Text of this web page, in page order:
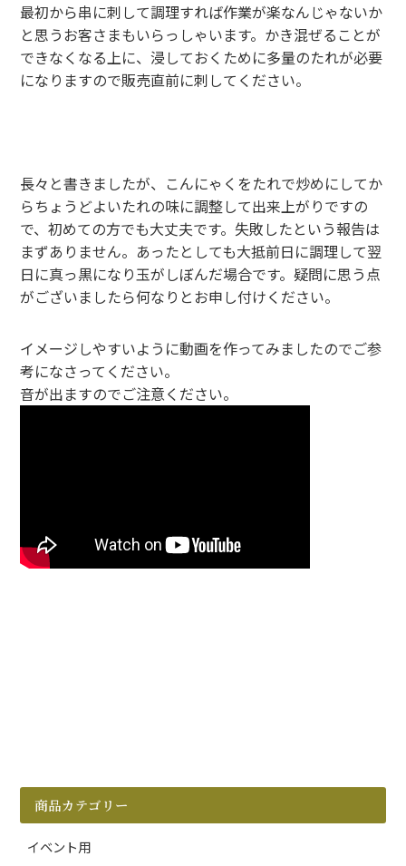
最初から串に刺して調理すれば作業が楽なんじゃないか
と思うお客さまもいらっしゃいます。かき混ぜることが
できなくなる上に、浸しておくために多量のたれが必要
になりますので販売直前に刺してください。
長々と書きましたが、こんにゃくをたれで炒めにしてか
らちょうどよいたれの味に調整して出来上がりですの
で、初めての方でも大丈夫です。失敗したという報告は
まずありません。あったとしても大抵前日に調理して翌
日に真っ黒になり玉がしぼんだ場合です。疑問に思う点
がございましたら何なりとお申し付けください。
イメージしやすいように動画を作ってみましたのでご参
考になさってください。
音が出ますのでご注意ください。
商品カテゴリー
イベント用